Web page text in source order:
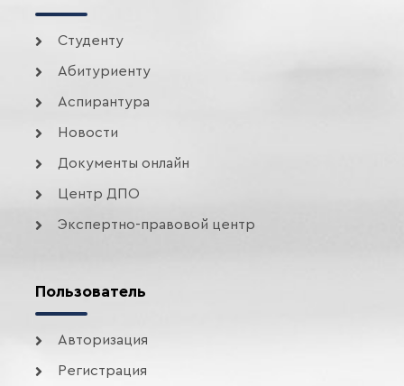
Студенту
Абитуриенту
Аспирантура
Новости
Документы онлайн
Центр ДПО
Экспертно-правовой центр
Пользователь
Авторизация
Регистрация